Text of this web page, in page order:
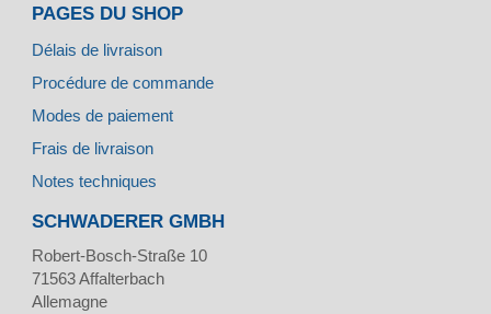
PAGES DU SHOP
Délais de livraison
Procédure de commande
Modes de paiement
Frais de livraison
Notes techniques
SCHWADERER GMBH
Robert-Bosch-Straße 10
71563Affalterbach
Allemagne